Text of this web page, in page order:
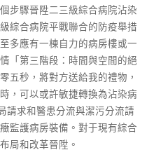
步驟晉陞二三級綜合病院沾染
綜合病院平戰聯合的防疫舉措
多應有一棟自力的病房樓或一
「第三階段：時間與空間的絕
五秒，將對方送給我的禮物，
，可以或許敏捷轉換為沾染病
請求和醫患分流與潔污分流請
監護病房裝備。對于現有綜合
局和改革晉陞。